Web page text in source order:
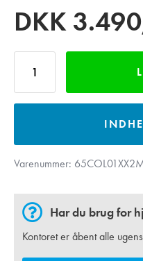
DKK
Varenummer:
Har du brug for
Kontoret er åbent alle